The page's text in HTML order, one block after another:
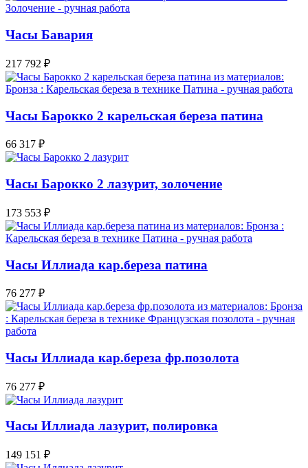
Часы Бавария
217 792 ₽
Часы Барокко 2 карельская береза патина
66 317 ₽
Часы Барокко 2 лазурит, золочение
173 553 ₽
Часы Иллиада кар.береза патина
76 277 ₽
Часы Иллиада кар.береза фр.позолота
76 277 ₽
Часы Иллиада лазурит, полировка
149 151 ₽